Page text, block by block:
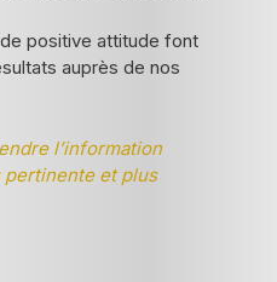
positive attitude font
auprès de nos
l’information
et plus